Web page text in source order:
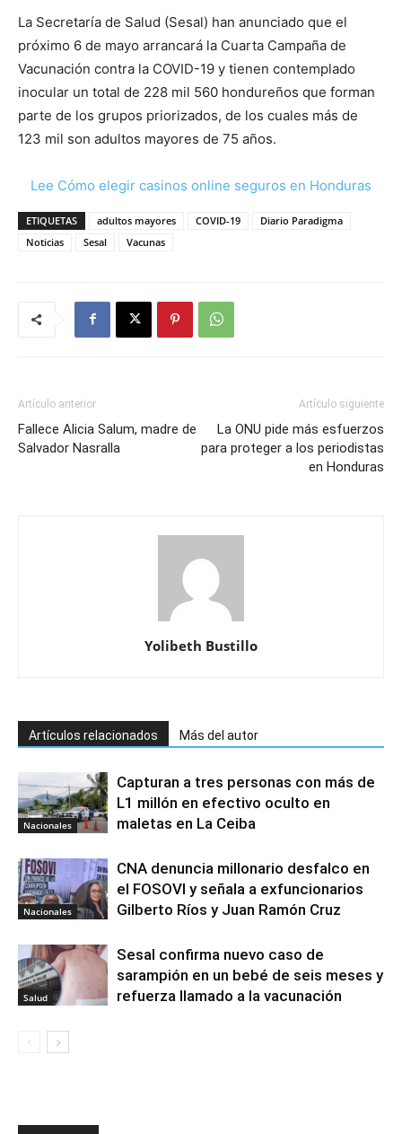
La Secretaría de Salud (Sesal) han anunciado que el
próximo 6 de mayo arrancará la Cuarta Campaña de
Vacunación contra la COVID-19 y tienen contemplado
inocular un total de 228 mil 560 hondureños que forman
parte de los grupos priorizados, de los cuales más de
123 mil son adultos mayores de 75 años.
Lee Cómo elegir casinos online seguros en Honduras
ETIQUETAS adultos mayores COVID-19
Diario Paradigma
Noticias
Sesal Vacunas
Artículo anterior
Fallece Alicia Salum, madre de
Salvador Nasralla
Artículo siguiente
La ONU pide más esfuerzos
para proteger a los periodistas
en Honduras
Yolibeth Bustillo
Artículos relacionados Más del autor
Nacionales
Capturan a tres personas con más de
L1 millón en efectivo oculto en
maletas en La Ceiba
Nacionales
CNA denuncia millonario desfalco en
el FOSOVI y señala a exfuncionarios
Gilberto Ríos y Juan Ramón Cruz
Salud
Sesal confirma nuevo caso de
sarampión en un bebé de seis meses y
refuerza llamado a la vacunación